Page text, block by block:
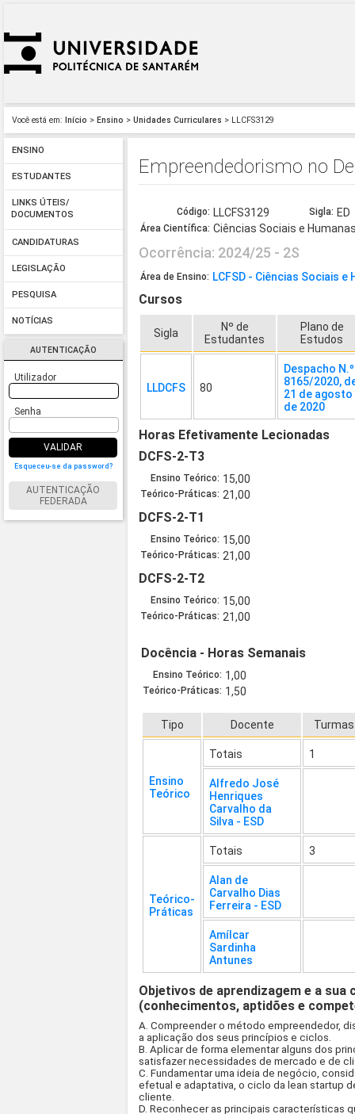
Você está em: Início > Ensino > Unidades Curriculares > LLCFS3129
ENSINO
ESTUDANTES
LINKS ÚTEIS/
DOCUMENTOS
CANDIDATURAS
LEGISLAÇÃO
PESQUISA
NOTÍCIAS
AUTENTICAÇÃO
Utilizador
Senha
VALIDAR
Esqueceu-se da password?
AUTENTICAÇÃO
FEDERADA
Empreendedorismo no
Código: LLCFS3129 Sigla: ED
Área Científica: Ciências Sociais e
Ocorrência: 2024/25 - 2S
Área de Ensino: LCFSD - Ciências Sociais e
Cursos
Sigla
Nº de
Estudantes
Plano de
Estudos
LLDCFS 80
Despacho N.º
8165/2020,
21 de agosto
de 2020
Horas Efetivamente Lecionadas
DCFS-2-T3
Ensino Teórico: 15,00
Teórico-Práticas: 21,00
DCFS-2-T1
Ensino Teórico: 15,00
Teórico-Práticas: 21,00
DCFS-2-T2
Ensino Teórico: 15,00
Teórico-Práticas: 21,00
Docência - Horas Semanais
Ensino Teórico: 1,00
Teórico-Práticas: 1,50
Tipo Docente Turmas
Ensino
Teórico
Totais 1
Alfredo José
Henriques
Carvalho da
Silva - ESD
Teórico-
Práticas
Totais 3
Alan de
Carvalho Dias
Ferreira - ESD
Amílcar
Sardinha
Antunes
Objetivos de aprendizagem e a
(conhecimentos, aptidões e
A. Compreender o método empreendedor,
a aplicação dos seus princípios e ciclos.
B. Aplicar de forma elementar alguns dos
satisfazer necessidades de mercado e de
C. Fundamentar uma ideia de negócio,
efetual e adaptativa, o ciclo da lean startup
cliente.
D. Reconhecer as principais características